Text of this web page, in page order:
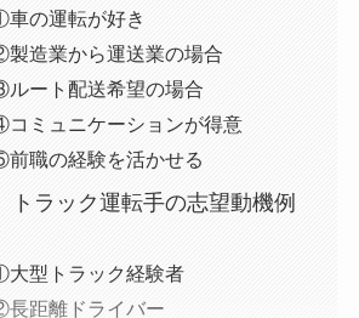
の運転が好き
造業から運送業の場合
ート配送希望の場合
ミュニケーションが得意
職の経験を活かせる
トラック運転手の志望動機例
型トラック経験者
距離ドライバー